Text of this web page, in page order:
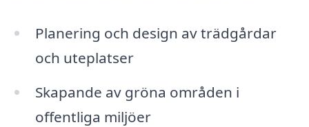
Planering och design av trädgårdar
och uteplatser
Skapande av gröna områden i
offentliga miljöer